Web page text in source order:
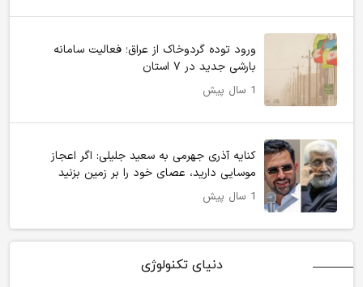
ورود توده گردوخاک از عراق؛ فعالیت سامانه
بارشی جدید در ۷ استان
1 سال پیش
کنایه آذری‌ جهرمی به سعید جلیلی: اگر اعجاز
موسایی دارید، عصای خود را بر زمین بزنید
1 سال پیش
دنیای تکنولوژی